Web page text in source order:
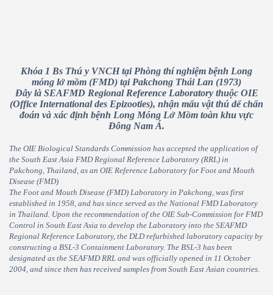
Khóa 1 Bs Thú y VNCH tại Phòng thí nghiệm bệnh Long
móng lở mồm (FMD) tại Pakchong Thái Lan (1973)
Đây là SEAFMD Regional Reference Laboratory thuộc OIE
(Office International des Epizooties), nhận mẩu vật thú dể chẩn
đoán và xác định bệnh Long Móng Lở Mồm toàn khu vực
Đông Nam Á.
The OIE Biological Standards Commission has accepted the application of
the South East Asia FMD Regional Reference Laboratory (RRL) in
Pakchong, Thailand, as an OIE Reference Laboratory for Foot and Mouth
Disease (FMD)
The Foot and Mouth Disease (FMD) Laboratory in Pakchong, was first
established in 1958, and has since served as the National FMD Laboratory
in Thailand. Upon the recommendation of the OIE Sub-Commission for FMD
Control in South East Asia to develop the Laboratory into the SEAFMD
Regional Reference Laboratory, the DLD refurbished laboratory capacity by
constructing a BSL-3 Containment Laboratory. The BSL-3 has been
designated as the SEAFMD RRL and was officially opened in 11 October
2004, and since then has received samples from South East Asian countries.
P2